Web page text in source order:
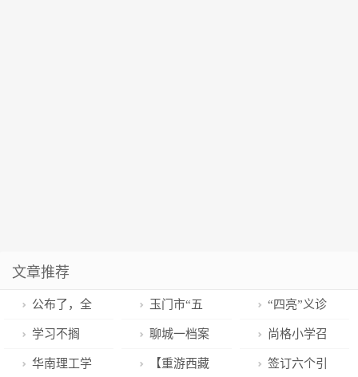
文章推荐
公布了，全
国示范城市！
聊城首批入选
玉门市“五
步”工作法推动
招商引资工作
“四亮”义诊
进社区，岳阳
楼下健康行
学习不搁
浅，强国在身
聊城一档案
馆闭馆搬迁
尚格小学召
开2023年上学
华南理工学 【重游西藏 签订六个引